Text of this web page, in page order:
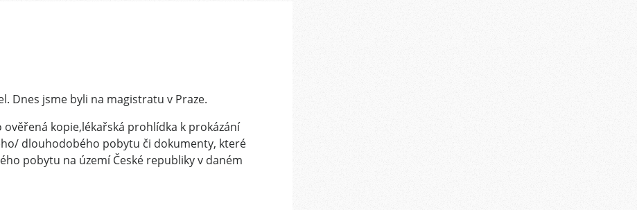
Dnes jsme byli na magistratu v Praze.
kopie,lékařská prohlídka k prokázání
dlouhodobého pobytu či dokumenty, které
pobytu na území České republiky v daném